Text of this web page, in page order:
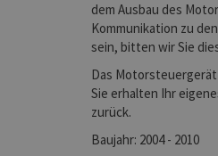
dem Ausbau des
Kommunikation zu
sein, bitten wir Sie
Das Motorsteuergerät
Sie erhalten Ihr
zurück.
Baujahr: 2004 - 2010